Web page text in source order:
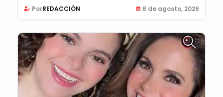
PorREDACCIÓN 8 de agosto, 2026